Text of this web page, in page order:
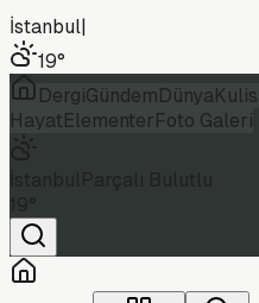
İstanbul|
19°
DergiGündemDünyaKulis
HayatElementerFoto Galeri